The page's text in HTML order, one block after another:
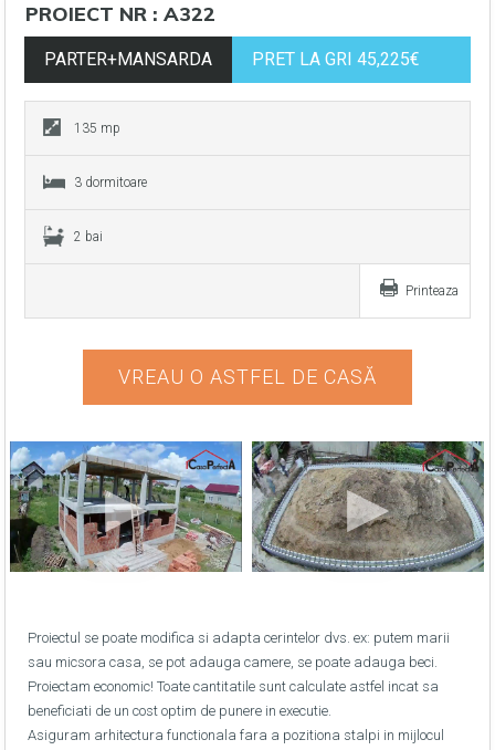
PROIECT NR : A322
PARTER+MANSARDA PRET LA GRI 45,225€
135 mp
3 dormitoare
2 bai
Printeaza
VREAU O ASTFEL DE CASĂ
Proiectul se poate modifica si adapta cerintelor dvs. ex: putem marii
sau micsora casa, se pot adauga camere, se poate adauga beci.
Proiectam economic! Toate cantitatile sunt calculate astfel incat sa
beneficiati de un cost optim de punere in executie.
Asiguram arhitectura functionala fara a pozitiona stalpi in mijlocul